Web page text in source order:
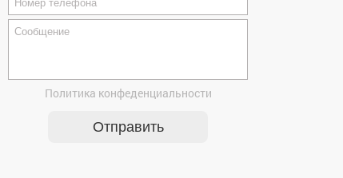
Политика конфеденциальности